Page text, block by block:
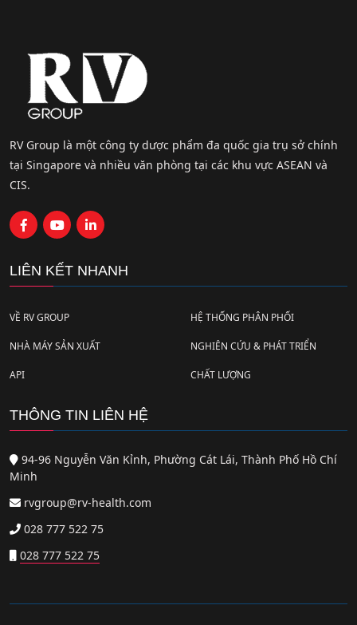
RV Group là một công ty dược phẩm đa quốc gia trụ sở chính
tại Singapore và nhiều văn phòng tại các khu vực ASEAN và
CIS.
LIÊN KẾT NHANH
VỀ RV GROUP HỆ THỐNG PHÂN PHỐI
NHÀ MÁY SẢN XUẤT NGHIÊN CỨU & PHÁT TRIỂN
API CHẤT LƯỢNG
THÔNG TIN LIÊN HỆ
94-96 Nguyễn Văn Kỉnh, Phường Cát Lái, Thành Phố Hồ Chí
Minh
rvgroup@rv-health.com
028 777 522 75
028 777 522 75